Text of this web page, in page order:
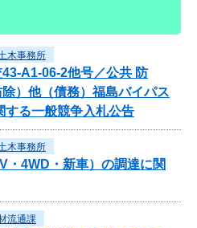
木事務所
43-A1-06-2他号／公共 防
）他（債務）福島バイパス
する一般競争入札公告
木事務所
・4WD・新車）の調達に関
流通課